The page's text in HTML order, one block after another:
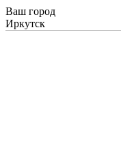
Ваш город
Иркутск